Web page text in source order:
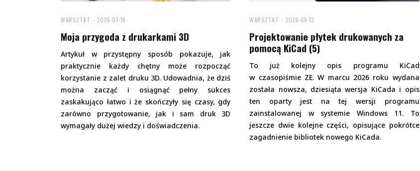
WARSZTAT 2026-07-16
Moja przygoda z drukarkami 3D
Artykuł w przystępny sposób pokazuje, jak
praktycznie każdy chętny może rozpocząć
korzystanie z zalet druku 3D. Udowadnia, że dziś
można zacząć i osiągnąć pełny sukces
zaskakująco łatwo i że skończyły się czasy, gdy
zarówno przygotowanie, jak i sam druk 3D
wymagały dużej wiedzy i doświadczenia.
WARSZTAT 2026-06-13
Projektowanie płytek drukowanych za
pomocą KiCad (5)
To już kolejny opis programu KiCad
w czasopiśmie ZE. W marcu 2026 roku wydana
została nowsza, dziesiąta wersja KiCada i opis
ten oparty jest na tej wersji programu
zainstalowanej w systemie Windows 11. To
jeszcze dwie kolejne części, opisujące pokrótce
zagadnienie bibliotek nowego KiCada.